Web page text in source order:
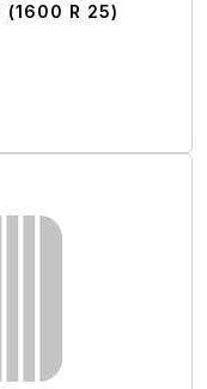
(1600 R 25)